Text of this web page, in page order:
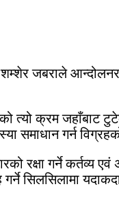
जबराले
त्यो क्रम जहाँबाट
समाधान गर्न
रक्षा गर्ने कर्तव्य एवं
गर्ने सिलसिलामा